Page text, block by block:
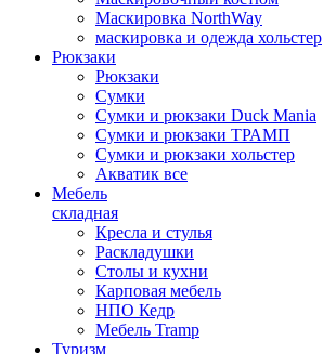
Маскировка NorthWay
маскировка и одежда хольстер
Рюкзаки
Рюкзаки
Сумки
Сумки и рюкзаки Duck Mania
Сумки и рюкзаки ТРАМП
Сумки и рюкзаки хольстер
Акватик все
Мебель
складная
Кресла и стулья
Раскладушки
Столы и кухни
Карповая мебель
НПО Кедр
Мебель Tramp
Туризм